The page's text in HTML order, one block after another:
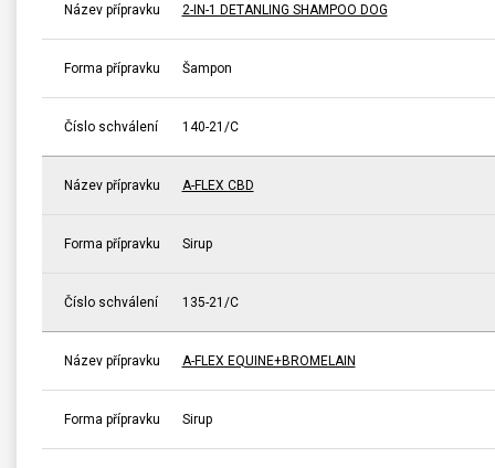
Název přípravku 2-IN-1 DETANLING SHAMPOO DOG
Forma přípravku Šampon
Číslo schválení 140-21/C
Název přípravku A-FLEX CBD
Forma přípravku Sirup
Číslo schválení 135-21/C
Název přípravku A-FLEX EQUINE+BROMELAIN
Forma přípravku Sirup